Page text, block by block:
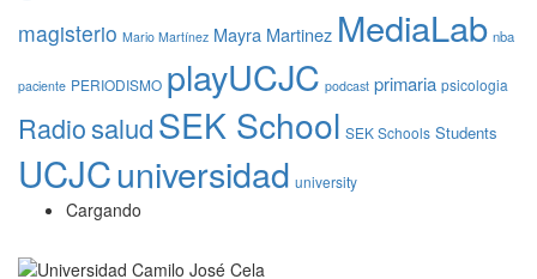
magisterio Mario Martínez Mayra Martinez MediaLab nba
paciente PERIODISMO playUCJC podcast primaria psicologia
RadiosaludSEK School SEK Schools Students
UCJCuniversidad university
Cargando